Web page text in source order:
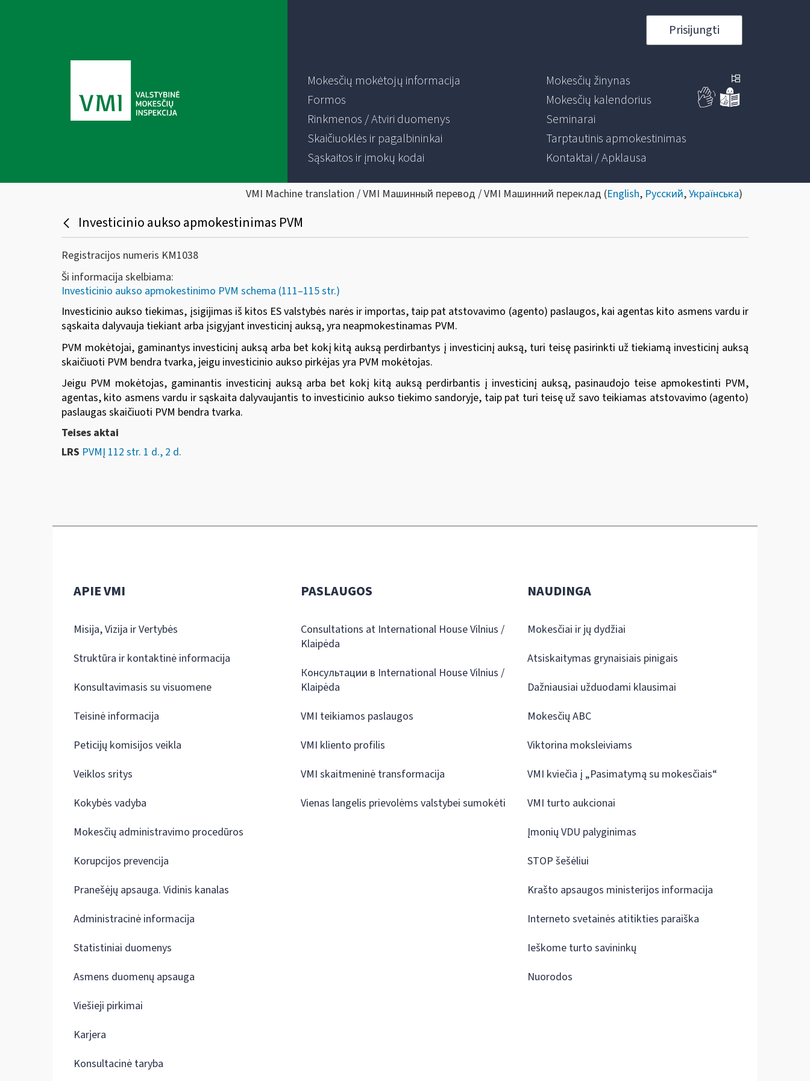
Prisijungti
Mokesčių mokėtojų informacija
Formos
Rinkmenos / Atviri duomenys
Skaičiuoklės ir pagalbininkai
Sąskaitos ir įmokų kodai
Mokesčių žinynas
Mokesčių kalendorius
Seminarai
Tarptautinis apmokestinimas
Kontaktai / Apklausa
VMI Machine translation / VMI Машинный перевод / VMI Машинний переклад (English, Русский,Українська)
Investicinio aukso apmokestinimas PVM
Registracijos numeris KM1038
Ši informacija skelbiama:
Investicinio aukso apmokestinimo PVM schema (111–115 str.)
Investicinio aukso tiekimas, įsigijimas iš kitos ES valstybės narės ir importas, taip pat atstovavimo (agento) paslaugos, kai agentas kito asmens vardu ir
sąskaita dalyvauja tiekiant arba įsigyjant investicinį auksą, yra neapmokestinamas PVM.
PVM mokėtojai, gaminantys investicinį auksą arba bet kokį kitą auksą perdirbantys į investicinį auksą, turi teisę pasirinkti už tiekiamą investicinį auksą
skaičiuoti PVM bendra tvarka, jeigu investicinio aukso pirkėjas yra PVM mokėtojas.
Jeigu PVM mokėtojas, gaminantis investicinį auksą arba bet kokį kitą auksą perdirbantis į investicinį auksą, pasinaudojo teise apmokestinti PVM,
agentas, kito asmens vardu ir sąskaita dalyvaujantis to investicinio aukso tiekimo sandoryje, taip pat turi teisę už savo teikiamas atstovavimo (agento)
paslaugas skaičiuoti PVM bendra tvarka.
Teises aktai
LRS PVMĮ 112 str. 1 d., 2 d.
APIE VMI
Misija, Vizija ir Vertybės
Struktūra ir kontaktinė informacija
Konsultavimasis su visuomene
Teisinė informacija
Peticijų komisijos veikla
Veiklos sritys
Kokybės vadyba
Mokesčių administravimo procedūros
Korupcijos prevencija
Pranešėjų apsauga. Vidinis kanalas
Administracinė informacija
Statistiniai duomenys
Asmens duomenų apsauga
Viešieji pirkimai
Karjera
Konsultacinė taryba
PASLAUGOS
Consultations at International House Vilnius /
Klaipėda
Консультации в International House Vilnius /
Klaipėda
VMI teikiamos paslaugos
VMI kliento profilis
VMI skaitmeninė transformacija
Vienas langelis prievolėms valstybei sumokėti
NAUDINGA
Mokesčiai ir jų dydžiai
Atsiskaitymas grynaisiais pinigais
Dažniausiai užduodami klausimai
Mokesčių ABC
Viktorina moksleiviams
VMI kviečia į „Pasimatymą su mokesčiais“
VMI turto aukcionai
Įmonių VDU palyginimas
STOP šešėliui
Krašto apsaugos ministerijos informacija
Interneto svetainės atitikties paraiška
Ieškome turto savininkų
Nuorodos